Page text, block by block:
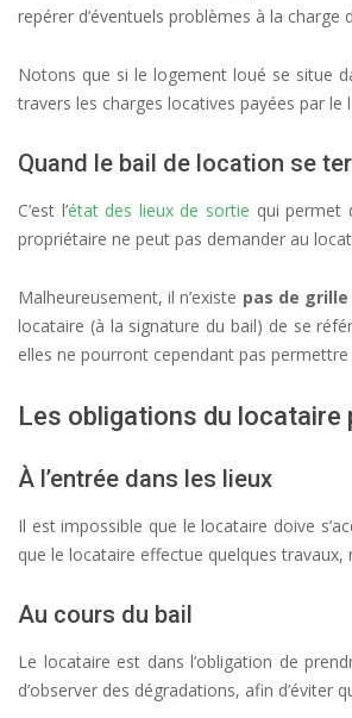
repérer d’éventuels problèmes à la charge
Notons que si le logement loué se situe
travers les charges locatives payées par
Quand le bail de location se
C’est l’état des lieux de sortie qui permet
propriétaire ne peut pas demander au
Malheureusement, il n’existe pas de
locataire (à la signature du bail) de se
elles ne pourront cependant pas
Les obligations du locataire
À l’entrée dans les lieux
Il est impossible que le locataire doive
que le locataire effectue quelques
Au cours du bail
Le locataire est dans l’obligation de
d’observer des dégradations, afin d’éviter